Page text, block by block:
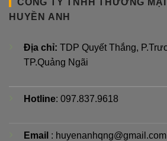
HUYỀN ANH
Địa chỉ: TDP Quyết Thắng,
TP.Quảng Ngãi
Hotline: 097.837.9618
Email : huyenanhqng@gmail.com